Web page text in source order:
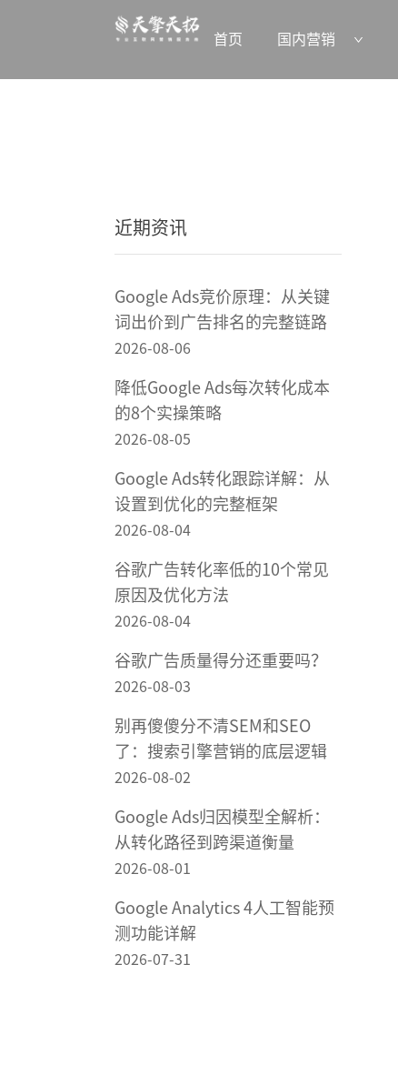
首页 国内营销
近期资讯
Google Ads竞价原理：从关键
词出价到广告排名的完整链路
2026-08-06
降低Google Ads每次转化成本
的8个实操策略
2026-08-05
Google Ads转化跟踪详解：从
设置到优化的完整框架
2026-08-04
谷歌广告转化率低的10个常见
原因及优化方法
2026-08-04
谷歌广告质量得分还重要吗？
2026-08-03
别再傻傻分不清SEM和SEO
了：搜索引擎营销的底层逻辑
2026-08-02
Google Ads归因模型全解析：
从转化路径到跨渠道衡量
2026-08-01
Google Analytics 4人工智能预
测功能详解
2026-07-31